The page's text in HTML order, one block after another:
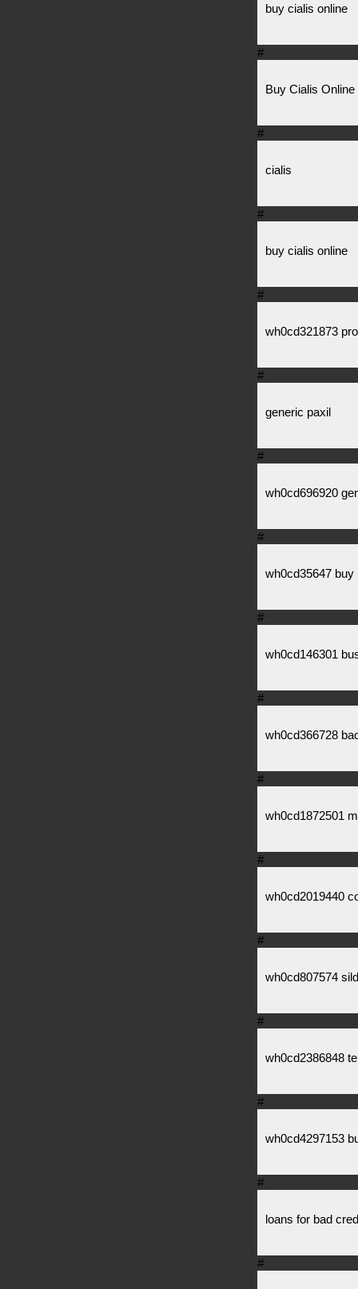
buy cialis online
#
Buy Cialis Online
#
cialis
#
buy cialis online
#
wh0cd321873
#
generic paxil
#
wh0cd696920
#
wh0cd35647 buy
#
wh0cd146301
#
wh0cd366728
#
wh0cd1872501
#
wh0cd2019440
#
wh0cd807574
#
wh0cd2386848
#
wh0cd4297153
#
loans for bad
#